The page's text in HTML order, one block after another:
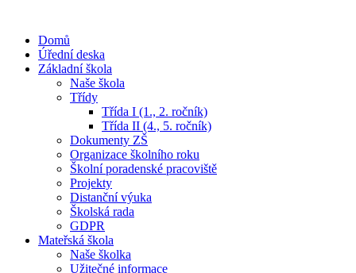
Domů
Úřední deska
Základní škola
Naše škola
Třídy
Třída I (1., 2. ročník)
Třída II (4., 5. ročník)
Dokumenty ZŠ
Organizace školního roku
Školní poradenské pracoviště
Projekty
Distanční výuka
Školská rada
GDPR
Mateřská škola
Naše školka
Užitečné informace